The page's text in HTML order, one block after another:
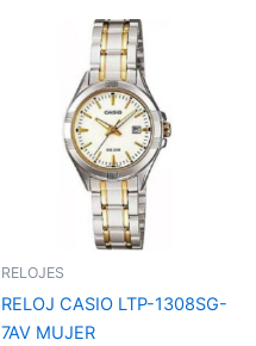
RELOJES
RELOJ CASIO LTP-1308SG-
7AV MUJER